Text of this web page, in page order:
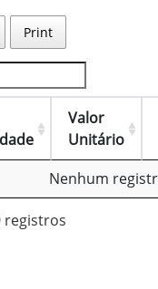
Print
Valor
Unitário
Nenhum
registros